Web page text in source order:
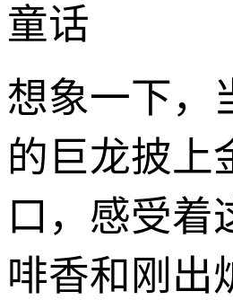
童话
想象一下，
的巨龙披上
口，感受
啡香和刚出